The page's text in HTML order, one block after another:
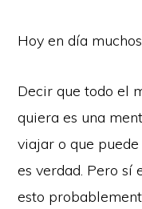
Hoy en día
Decir que todo el
quiera es una
viajar o que
es verdad. Pero sí
esto